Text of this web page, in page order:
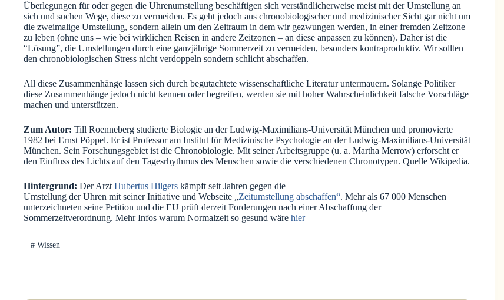
Überlegungen für oder gegen die Uhrenumstellung beschäftigen sich verständlicherweise meist mit der Umstellung an
sich und suchen Wege, diese zu vermeiden. Es geht jedoch aus chronobiologischer und medizinischer Sicht gar nicht um
die zweimalige Umstellung, sondern allein um den Zeitraum in dem wir gezwungen werden, in einer fremden Zeitzone
zu leben (ohne uns – wie bei wirklichen Reisen in andere Zeitzonen – an diese anpassen zu können). Daher ist die
“Lösung”, die Umstellungen durch eine ganzjährige Sommerzeit zu vermeiden, besonders kontraproduktiv. Wir sollten
den chronobiologischen Stress nicht verdoppeln sondern schlicht abschaffen.
All diese Zusammenhänge lassen sich durch begutachtete wissenschaftliche Literatur untermauern. Solange Politiker
diese Zusammenhänge jedoch nicht kennen oder begreifen, werden sie mit hoher Wahrscheinlichkeit falsche Vorschläge
machen und unterstützen.
Zum Autor: Till Roenneberg studierte Biologie an der Ludwig-Maximilians-Universität München und promovierte
1982 bei Ernst Pöppel. Er ist Professor am Institut für Medizinische Psychologie an der Ludwig-Maximilians-Universität
München. Sein Forschungsgebiet ist die Chronobiologie. Mit seiner Arbeitsgruppe (u. a. Martha Merrow) erforscht er
den Einfluss des Lichts auf den Tagesrhythmus des Menschen sowie die verschiedenen Chronotypen. Quelle Wikipedia.
Hintergrund: Der Arzt Hubertus Hilgers kämpft seit Jahren gegen die
Umstellung der Uhren mit seiner Initiative und Webseite „Zeitumstellung abschaffen“. Mehr als 67 000 Menschen
unterzeichneten seine Petition und die EU prüft derzeit Forderungen nach einer Abschaffung der
Sommerzeitverordnung. Mehr Infos warum Normalzeit so gesund wäre hier
#Wissen